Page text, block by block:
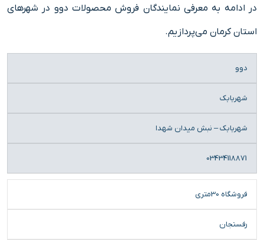
در ادامه به معرفی نمایندگان فروش محصولات دوو در شهرهای
استان کرمان می‌پردازیم.
فروشگاه
فروشگاه
دوو
شهربابک
شهربابک – نبش ميدان شهدا
03434118871
فروشگاه 30متری
رفسنجان